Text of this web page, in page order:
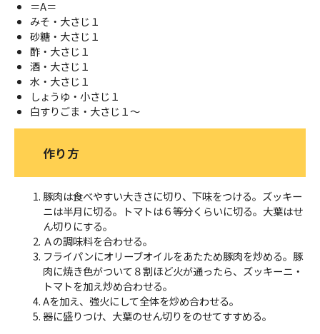
＝A＝
みそ・大さじ１
砂糖・大さじ１
酢・大さじ１
酒・大さじ１
水・大さじ１
しょうゆ・小さじ１
白すりごま・大さじ１～
作り方
豚肉は食べやすい大きさに切り、下味をつける。ズッキー
ニは半月に切る。トマトは６等分くらいに切る。大葉はせ
ん切りにする。
Ａの調味料を合わせる。
フライパンにオリーブオイルをあたため豚肉を炒める。豚
肉に焼き色がついて８割ほど火が通ったら、ズッキーニ・
トマトを加え炒め合わせる。
Aを加え、強火にして全体を炒め合わせる。
器に盛りつけ、大葉のせん切りをのせてすすめる。